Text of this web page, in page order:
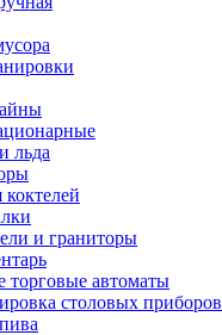
льда
и граниторы
торговые автоматы
столовых приборов